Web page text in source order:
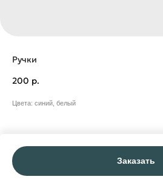
Ручки
200 р.
Заказать
Цвета: синий, белый